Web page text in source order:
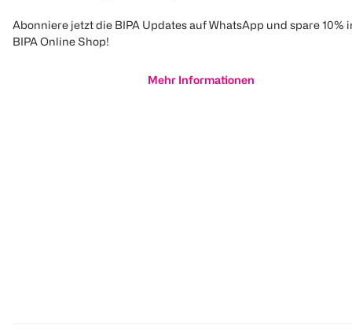
Abonniere jetzt die BIPA Updates auf WhatsApp und spare 10%
BIPA Online Shop!
Mehr Informationen